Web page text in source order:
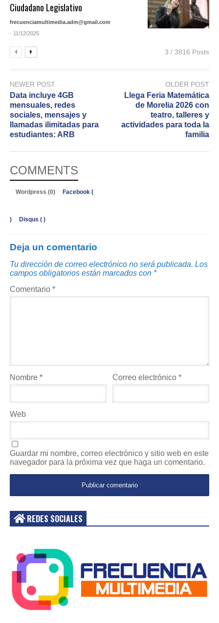
Ciudadano Legislativo
frecuenciamultimedia.adm@gmail.com
- 11/12/2025
3 / 3816 Posts
NEWER POST
Data incluye 4GB
mensuales, redes
sociales, mensajes y
llamadas ilimitadas para
estudiantes: ARB
OLDER POST
Llega Feria Matemática
de Morelia 2026 con
teatro, talleres y
actividades para toda la
familia
COMMENTS
Wordpress (0) Facebook (
) Disqus ( )
Deja un comentario
Tu dirección de correo electrónico no será publicada. Los
campos obligatorios están marcados con *
Comentario *
Nombre * Correo electrónico*
Web
Guardar mi nombre, correo electrónico y sitio web en este
navegador para la próxima vez que haga un comentario.
REDES SOCIALES